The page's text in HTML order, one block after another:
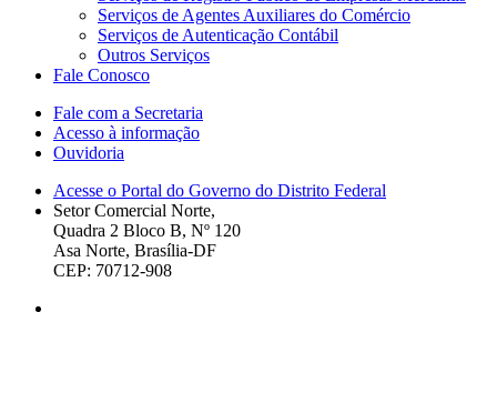
Serviços de Agentes Auxiliares do Comércio
Serviços de Autenticação Contábil
Outros Serviços
Fale Conosco
Fale com a Secretaria
Acesso à informação
Ouvidoria
Acesse o Portal do Governo do Distrito Federal
Setor Comercial Norte,
Quadra 2 Bloco B, Nº 120
Asa Norte, Brasília-DF
CEP: 70712-908